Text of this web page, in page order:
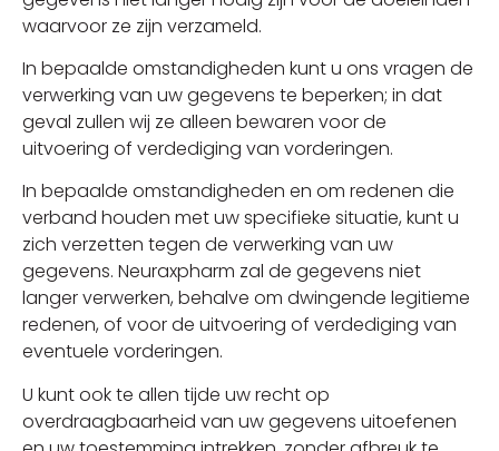
waarvoor ze zijn verzameld.
In bepaalde omstandigheden kunt u ons vragen de
verwerking van uw gegevens te beperken; in dat
geval zullen wij ze alleen bewaren voor de
uitvoering of verdediging van vorderingen.
In bepaalde omstandigheden en om redenen die
verband houden met uw specifieke situatie, kunt u
zich verzetten tegen de verwerking van uw
gegevens. Neuraxpharm zal de gegevens niet
langer verwerken, behalve om dwingende legitieme
redenen, of voor de uitvoering of verdediging van
eventuele vorderingen.
U kunt ook te allen tijde uw recht op
overdraagbaarheid van uw gegevens uitoefenen